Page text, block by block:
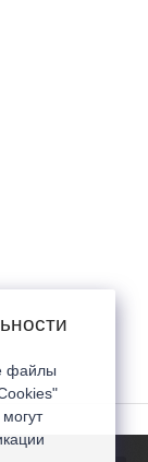
файлы